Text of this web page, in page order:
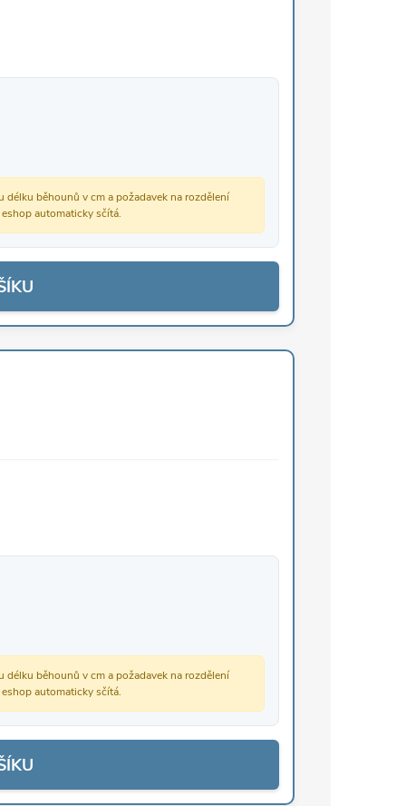
běhounů v cm a požadavek na rozdělení
automaticky sčítá.
běhounů v cm a požadavek na rozdělení
automaticky sčítá.